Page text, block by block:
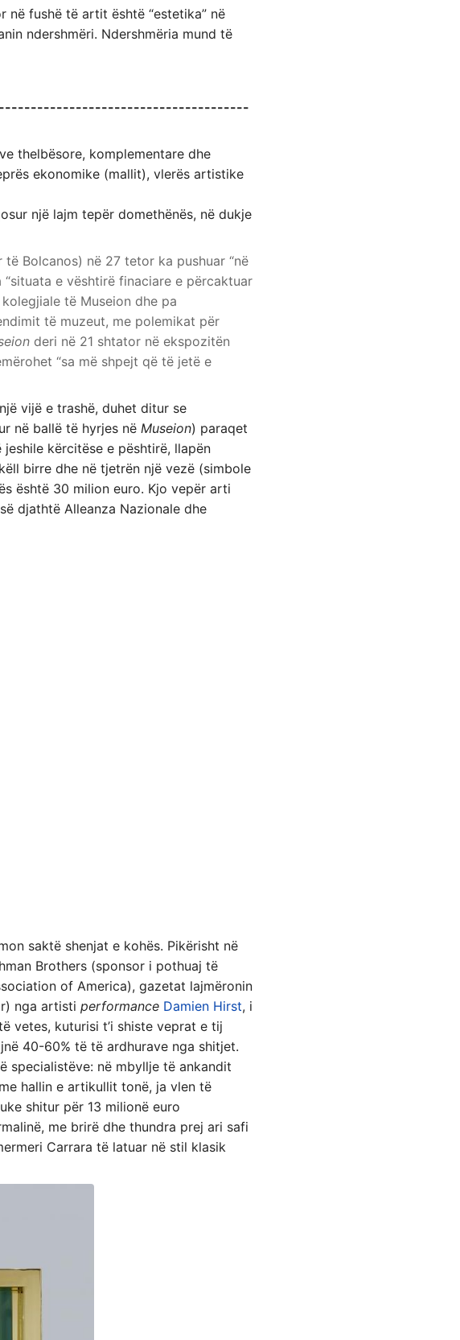
në fushë të artit është “estetika” në
ndershmëri. Ndershmëria mund të
thelbësore, komplementare dhe
ekonomike (mallit), vlerës artistike
një lajm tepër domethënës, në dukje
Bolcanos) në 27 tetor ka pushuar “në
e vështirë finaciare e përcaktuar
të Museion dhe pa
të muzeut, me polemikat për
deri në 21 shtator në ekspozitën
“sa më shpejt që të jetë e
vijë e trashë, duhet ditur se
në ballë të hyrjes në Museion) paraqet
kërcitëse e pështirë, llapën
birre dhe në tjetrën një vezë (simbole
është 30 milion euro. Kjo vepër arti
djathtë Alleanza Nazionale dhe
saktë shenjat e kohës. Pikërisht në
Brothers (sponsor i pothuaj të
of America), gazetat lajmëronin
nga artisti performance Damien Hirst, i
vetes, kuturisi t’i shiste veprat e tij
40-60% të të ardhurave nga shitjet.
specialistëve: në mbyllje të ankandit
hallin e artikullit tonë, ja vlen të
shitur për 13 milionë euro
me brirë dhe thundra prej ari safi
Carrara të latuar në stil klasik